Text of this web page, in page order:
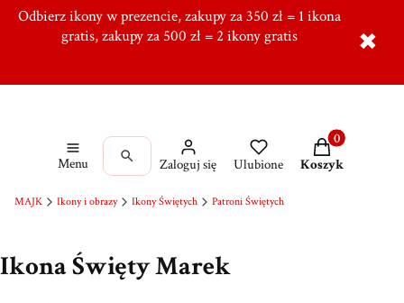
Odbierz ikony w prezencie, zakupy za 350 zł = 1 ikona
gratis, zakupy za 500 zł = 2 ikony gratis
Tworzymy od ponad 10 lat w Ręcznie, Ponad 5000
zadowolonych klientów,Dołącz do naszej grupy! ✖
Menu Zaloguj się Ulubione
Produkty w
Koszyk
MAJK Ikony i obrazy Ikony Świętych Patroni Świętych
Ikona Święty Marek